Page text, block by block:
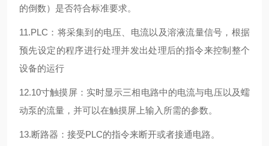
的倒数）是否符合标准要求。
11.PLC：将采集到的电压、电流以及溶液流量信号，根据
预先设定的程序进行处理并发出处理后的指令来控制整个
设备的运行
12.10寸触摸屏：实时显示三相电路中的电流与电压以及蠕
动泵的流量，并可以在触摸屏上输入所需的参数。
13.断路器：接受PLC的指令来断开或者接通电路。